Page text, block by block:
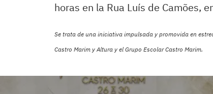
horas en la Rua Luís de Camões,
Se trata de una iniciativa impulsada y promovida en
Castro Marim y Altura y el Grupo Escolar Castro Marim.